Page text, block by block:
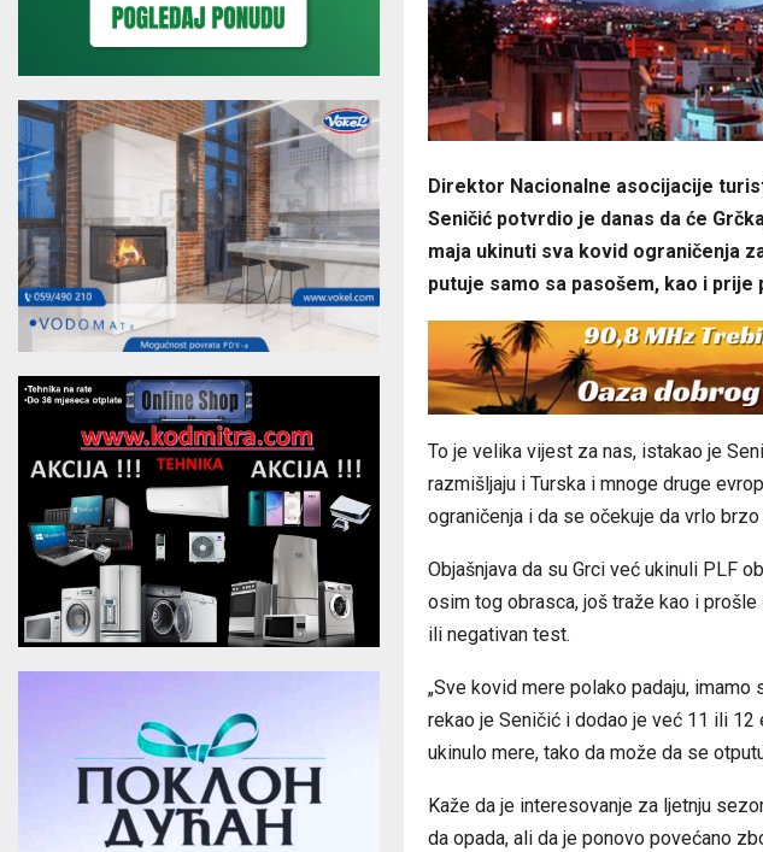
Direktor Nacionalne asocijacije
Seničić potvrdio je danas da će
maja ukinuti sva kovid ograničenja
putuje samo sa pasošem, kao i prije
To je velika vijest za nas, istakao je
razmišljaju i Turska i mnoge druge
ograničenja i da se očekuje da vrlo brzo
Objašnjava da su Grci već ukinuli PLF
osim tog obrasca, još traže kao i
ili negativan test.
„Sve kovid mere polako padaju,
rekao je Seničić i dodao je već 11 ili
ukinulo mere, tako da može da se
Kaže da je interesovanje za ljetnju
da opada, ali da je ponovo povećano